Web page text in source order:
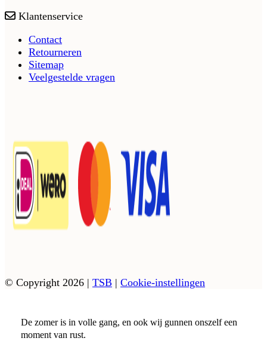
Klantenservice
Contact
Retourneren
Sitemap
Veelgestelde vragen
© Copyright 2026 | TSB | Cookie-instellingen
De zomer is in volle gang, en ook wij gunnen onszelf een
moment van rust.